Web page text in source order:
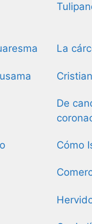
La
De
Cómo